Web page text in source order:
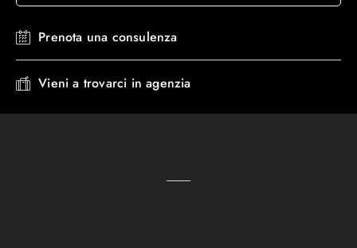
Prenota una consulenza
Vieni a trovarci in agenzia